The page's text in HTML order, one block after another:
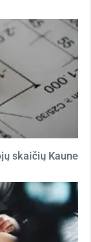
skaičių Kaune